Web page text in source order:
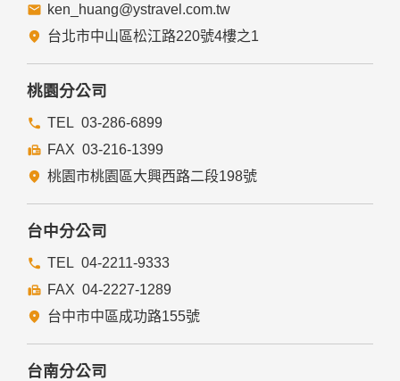
ken_huang@ystravel.com.tw
台北市中山區松江路220號4樓之1
桃園分公司
03-286-6899
03-216-1399
桃園市桃園區大興西路二段198號
台中分公司
04-2211-9333
04-2227-1289
台中市中區成功路155號
台南分公司